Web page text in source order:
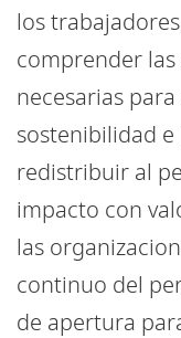
los
comprender
necesarias
sostenibilidad
redistribuir al
impacto con
las
continuo del
de apertura